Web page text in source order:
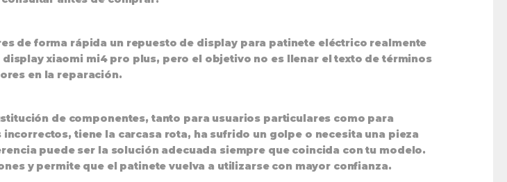
de forma rápida un repuesto de display para patinete eléctrico realmente
display xiaomi mi4 pro plus, pero el objetivo no es llenar el texto de términos
en la reparación.
de componentes, tanto para usuarios particulares como para
tiene la carcasa rota, ha sufrido un golpe o necesita una pieza
puede ser la solución adecuada siempre que coincida con tu modelo.
y permite que el patinete vuelva a utilizarse con mayor confianza.